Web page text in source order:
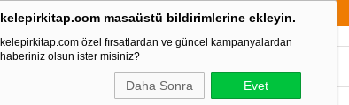
kelepirkitap.com masaüstü bildirimlerine ekleyin.
kelepirkitap.com özel fırsatlardan ve güncel kampanyalardan
haberiniz olsun ister misiniz?
Daha Sonra Evet
899 TL Üzeri Alışverişlerde Kargo